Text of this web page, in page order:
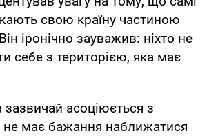
свою країну частиною
іронічно зауважив: ніхто не
себе з територією, яка має
зазвичай асоціюється з
не має бажання наближатися